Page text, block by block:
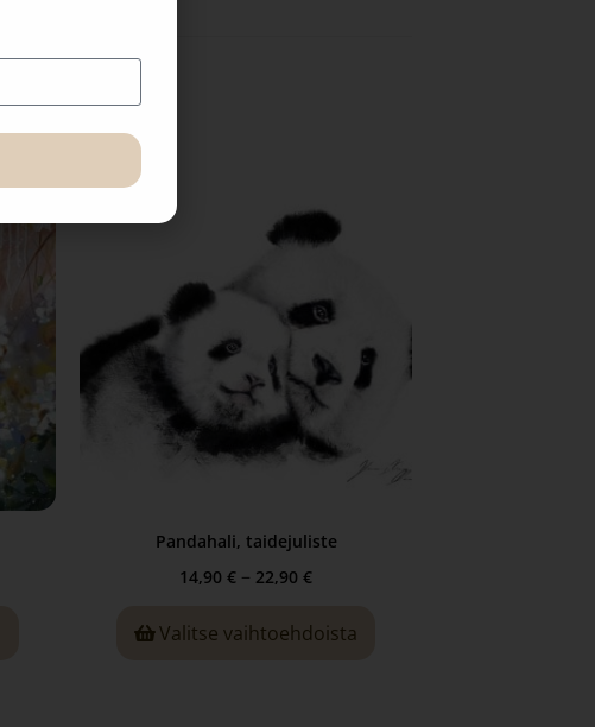
Pandahali, taidejuliste
14,90 € – 22,90 €
Valitse vaihtoehdoista